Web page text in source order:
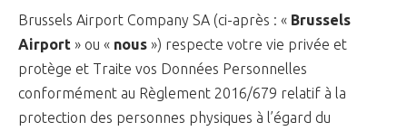
Brussels Airport Company SA (ci-après : « Brussels
Airport » ou « nous ») respecte votre vie privée et
protège et Traite vos Données Personnelles
conformément au Règlement 2016/679 relatif à la
protection des personnes physiques à l’égard du